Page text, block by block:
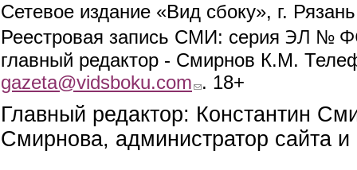
Сетевое издание «Вид сбоку», г.
Реестровая запись СМИ: серия ЭЛ №
главный редактор - Смирнов К.М.
gazeta@vidsboku.com (link sends e-mail)
. 18+
Главный редактор: Константин
Смирнова, администратор сайта